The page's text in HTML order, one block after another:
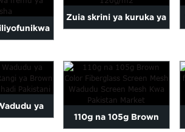
...
Zuia skrini ya kuruka ya
ya
110g na 105g Brown